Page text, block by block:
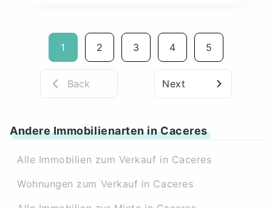
1 2 3 4 5
Back Next
Andere Immobilienarten in Caceres
Alle Immobilien zum Verkauf in Caceres
Wohnungen zum Verkauf in Caceres